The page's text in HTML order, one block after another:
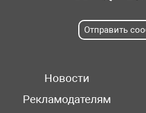
Отправить
Новости
Рекламодателям